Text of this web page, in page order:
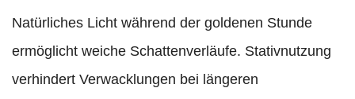
Natürliches Licht während der goldenen Stunde
ermöglicht weiche Schattenverläufe. Stativnutzung
verhindert Verwacklungen bei längeren